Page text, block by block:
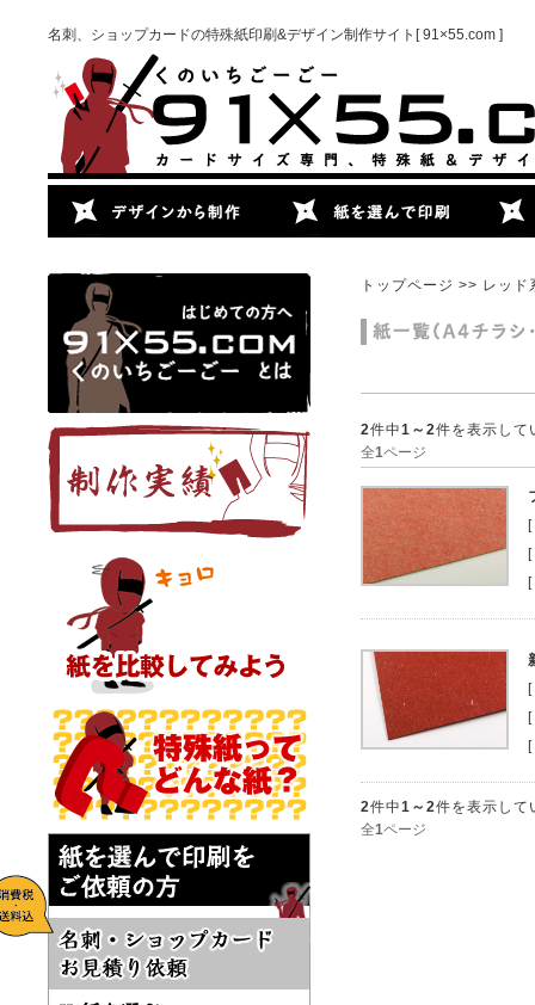
名刺、ショップカードの特殊紙印刷&デザイン制作サイト[ 91×55.com ]
トップページ >> レッド
2件中1～2件を表示して
全1ページ
2件中1～2件を表示して
全1ページ